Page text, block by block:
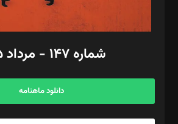
مد‌یر توسعه تجاری: کامبیز برید‌
امور مالی: شاپور رهبری، محمد‌ کاظمی‌نیا
آگهی و مشترکین: ۰۹۱۹۹۹۹۰۴۵۴
شماره ۱۴۷ - مرداد ۱۴۰۵
دانلود ماهنامه